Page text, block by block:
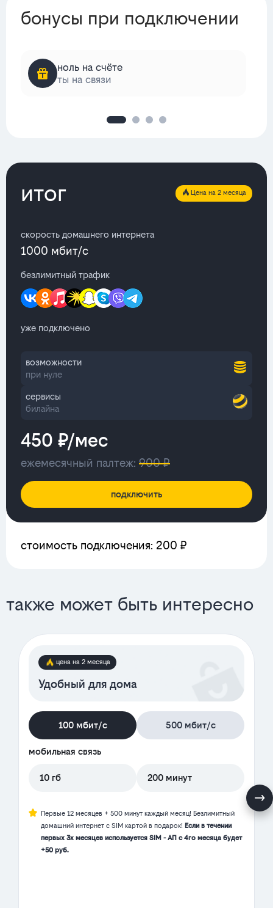
бонусы при подключении
ноль на счёте
ты на связи
итог Цена на 2 месяца
скорость домашнего интернета
1000 мбит/с
безлимитный трафик
уже подключено
возможности
при нуле
сервисы
билайна
450 ₽/мес
ежемесячный палтеж: 900 ₽
подключить
стоимость подключения: 200 ₽
также может быть интересно
цена на 2 месяца
Удобный для дома
100 мбит/с 500 мбит/с
мобильная связь
10 гб 200 минут
Первые 12 месяцев + 500 минут каждый месяц! Безлимитный
домашний интернет с SIM картой в подарок! Если в течении
первых 3х месяцев используется SIM - АП с 4го месяца будет
+50 руб.